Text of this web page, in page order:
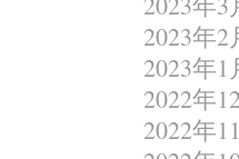
2023年2
2023年1
2022年
2022年